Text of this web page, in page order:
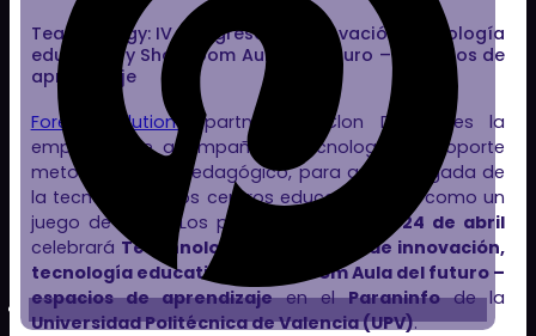
Teachnology: IV Congreso de innovación, tecnología
educativa y Showroom Aula del futuro – espacios de
aprendizaje
Foredu Solutions
, partner de Clon Digital, es la
empresa que acompaña la tecnología de soporte
metodológico y pedagógico, para que la llegada de
la tecnología a los centros educativos sea como un
juego de niños. Los próximos días
23 y 24 de abril
celebrará Teachnology, IV Congreso de innovación,
tecnología educativa y Showroom Aula del futuro –
espacios de aprendizajeen elParaninfode la
Universidad Politécnica de Valencia (UPV).